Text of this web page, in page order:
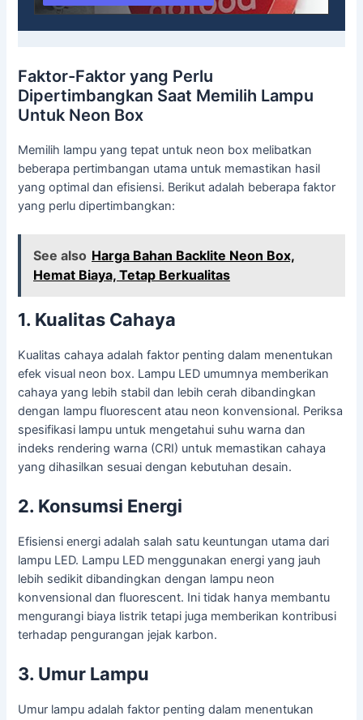
Faktor-Faktor yang Perlu
Dipertimbangkan Saat Memilih Lampu
Untuk Neon Box
Memilih lampu yang tepat untuk neon box melibatkan
beberapa pertimbangan utama untuk memastikan hasil
yang optimal dan efisiensi. Berikut adalah beberapa faktor
yang perlu dipertimbangkan:
See also Harga Bahan Backlite Neon Box,
Hemat Biaya, Tetap Berkualitas
1. Kualitas Cahaya
Kualitas cahaya adalah faktor penting dalam menentukan
efek visual neon box. Lampu LED umumnya memberikan
cahaya yang lebih stabil dan lebih cerah dibandingkan
dengan lampu fluorescent atau neon konvensional. Periksa
spesifikasi lampu untuk mengetahui suhu warna dan
indeks rendering warna (CRI) untuk memastikan cahaya
yang dihasilkan sesuai dengan kebutuhan desain.
2. Konsumsi Energi
Efisiensi energi adalah salah satu keuntungan utama dari
lampu LED. Lampu LED menggunakan energi yang jauh
lebih sedikit dibandingkan dengan lampu neon
konvensional dan fluorescent. Ini tidak hanya membantu
mengurangi biaya listrik tetapi juga memberikan kontribusi
terhadap pengurangan jejak karbon.
3. Umur Lampu
Umur lampu adalah faktor penting dalam menentukan